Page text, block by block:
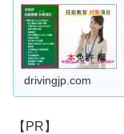
drivingjp.com
【PR】